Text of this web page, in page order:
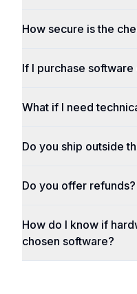
How secure is the
If I purchase
What if I need
Do you ship outside
Do you offer refunds?
How do I know if
chosen software?